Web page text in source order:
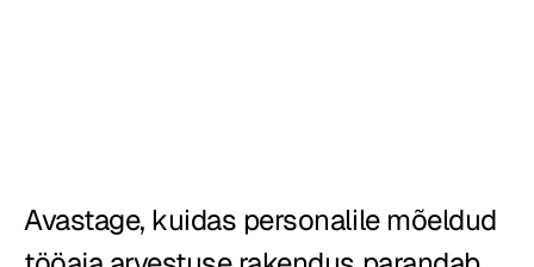
Pagariärid
Avastage, kuidas personalile mõeldud